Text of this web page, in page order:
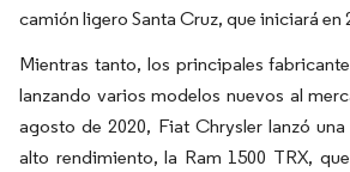
camión ligero Santa Cruz, que iniciará en
Mientras tanto, los principales
lanzando varios modelos nuevos al
agosto de 2020, Fiat Chrysler lanzó
alto rendimiento, la Ram 1500 TRX,